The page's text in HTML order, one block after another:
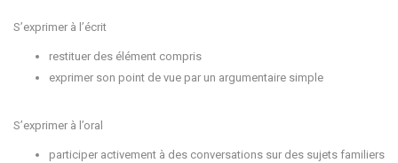
S’exprimer à l’écrit
restituer des élément compris
exprimer son point de vue par un argumentaire simple
S’exprimer à l’oral
participer activement à des conversations sur des sujets familiers